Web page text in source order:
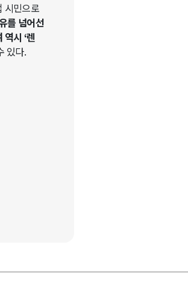
시민으로
를 넘어선
시 ‘렌
있다.